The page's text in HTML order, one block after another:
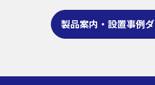
製品案内・設置事例